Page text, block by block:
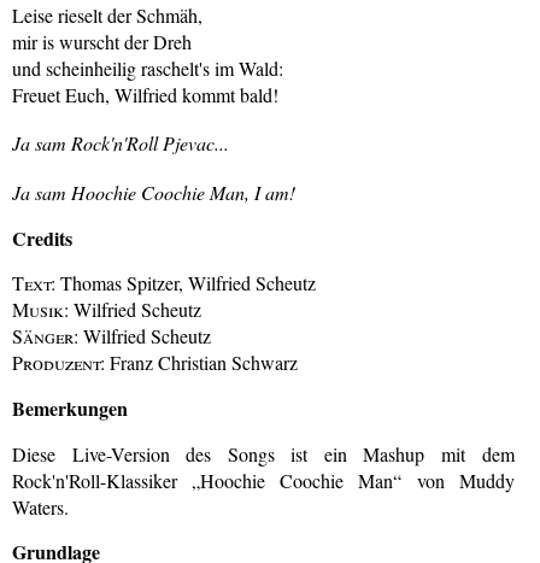
Leise rieselt der Schmäh,
mir is wurscht der Dreh
und scheinheilig raschelt's im Wald:
Freuet Euch, Wilfried kommt bald!
Ja sam Rock'n'Roll Pjevac...
Ja sam Hoochie Coochie Man, I am!
Credits
Text: Thomas Spitzer, Wilfried Scheutz
Musik: Wilfried Scheutz
Sänger: Wilfried Scheutz
Produzent: Franz Christian Schwarz
Bemerkungen
Diese Live-Version des Songs ist ein Mashup mit dem
Rock'n'Roll-Klassiker „Hoochie Coochie Man“ von Muddy
Waters.
Grundlage